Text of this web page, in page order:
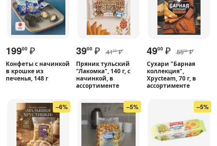
19900 ₽
Конфеты с начинкой
в крошке из
печенья, 148 г
3900 ₽ 4150 ₽
Пряник тульский
"Лакомка", 140 г, с
начинкой, в
ассортименте
4900 ₽ 5500 ₽
Сухари "Барная
коллекция",
Хрусteam, 70 г, в
ассортименте
–6% –5% –5%